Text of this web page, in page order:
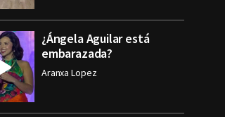
¿Ángela Aguilar está
embarazada?
Aranxa Lopez